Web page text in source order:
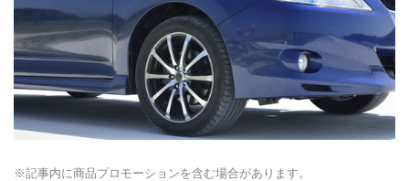
※記事内に商品プロモーションを含む場合があります。